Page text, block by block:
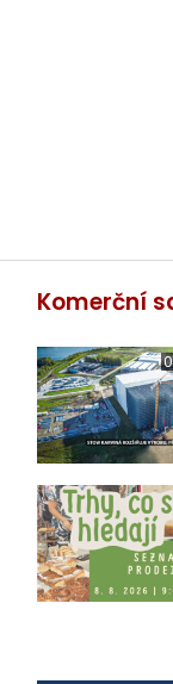
Komerční